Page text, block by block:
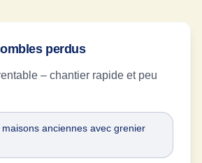
perdus
– chantier rapide et peu
anciennes avec grenier